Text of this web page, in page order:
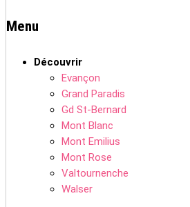
Menu
Découvrir
Evançon
Grand Paradis
Gd St-Bernard
Mont Blanc
Mont Emilius
Mont Rose
Valtournenche
Walser